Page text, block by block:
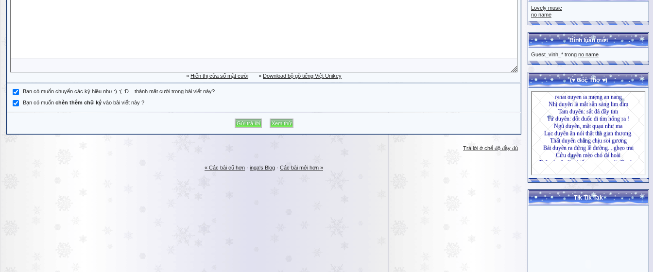
» Hiển thị cửa sổ mặt cười » Download bộ gõ tiếng Việt Unikey
Bạn có muốn chuyển các ký hiệu như :) :( :D ...thành mặt cười trong bài viết này?
Bạn có muốn chèn thêm chữ ký vào bài viết này ?
Trả lời ở chế độ đầy đủ
« Các bài cũ hơn · inga's Blog · Các bài mới hơn »
Lovely music
no name
Bình luận mới
Guest_vinh_* trong no name
(♥ Góc Thơ ♥)
Tik Tik Tak